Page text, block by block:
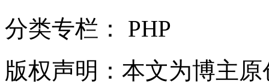
分类专栏： PHP
版权声明：本文为博主